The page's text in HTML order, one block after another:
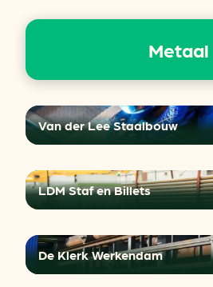
Metaal
Van der Lee Staalbouw
LDM Staf en Billets
De Klerk Werkendam